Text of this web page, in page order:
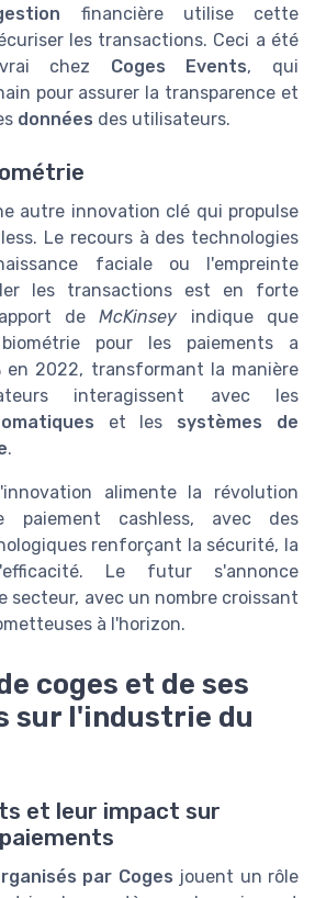
financière utilise cette
les transactions. Ceci a été
vrai chez Coges Events, qui
pour assurer la transparence et
données des utilisateurs.
autre innovation clé qui propulse
Le recours à des technologies
faciale ou l'empreinte
les transactions est en forte
deMcKinsey indique que
pour les paiements a
en 2022, transformant la manière
interagissent avec les
et les systèmes de
.
alimente la révolution
paiement cashless, avec des
renforçant la sécurité, la
Le futur s'annonce
secteur, avec un nombre croissant
à l'horizon.
coges et de ses
sur l'industrie du
et leur impact sur
par Coges jouent un rôle